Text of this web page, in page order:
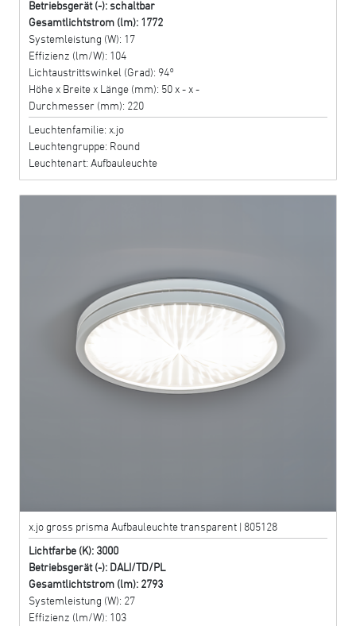
Betriebsgerät (-): schaltbar
Gesamtlichtstrom (lm): 1772
Systemleistung (W): 17
Effizienz (lm/W): 104
Lichtaustrittswinkel (Grad): 94°
Höhe x Breite x Länge (mm): 50 x - x -
Durchmesser (mm): 220
Leuchtenfamilie: x.jo
Leuchtengruppe: Round
Leuchtenart: Aufbauleuchte
x.jo gross prisma Aufbauleuchte transparent | 805128
Lichtfarbe (K): 3000
Betriebsgerät (-): DALI/TD/PL
Gesamtlichtstrom (lm): 2793
Systemleistung (W): 27
Effizienz (lm/W): 103